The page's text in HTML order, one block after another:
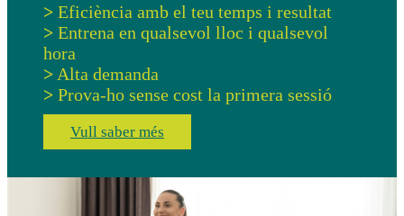
> Eficiència amb el teu temps i resultat
> Entrena en qualsevol lloc i qualsevol
hora
> Alta demanda
> Prova-ho sense cost la primera sessió
Vull saber més